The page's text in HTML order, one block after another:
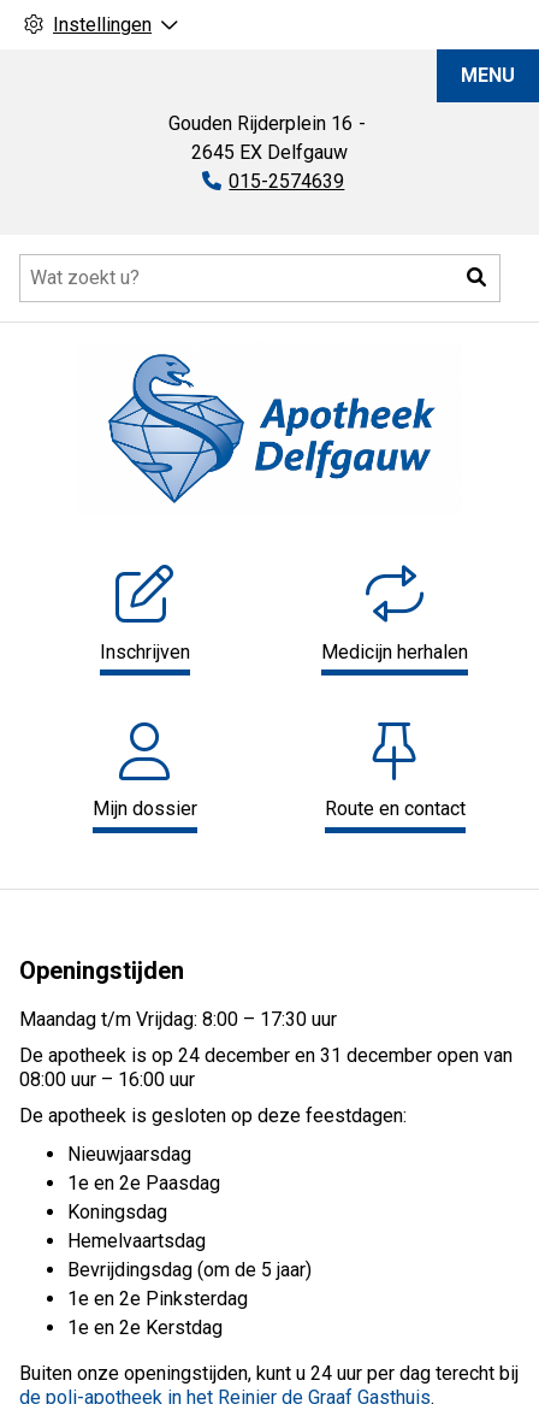
Instellingen
Gouden Rijderplein 16
2645 EX Delfgauw
Tel:
015-2574639
MENU
Inschrijven Medicijn herhalen
Mijn dossier Route en contact
Openingstijden
Maandag t/m Vrijdag: 8:00 – 17:30 uur
De apotheek is op 24 december en 31 december open van
08:00 uur – 16:00 uur
De apotheek is gesloten op deze feestdagen:
Nieuwjaarsdag
1e en 2e Paasdag
Koningsdag
Hemelvaartsdag
Bevrijdingsdag (om de 5 jaar)
1e en 2e Pinksterdag
1e en 2e Kerstdag
Buiten onze openingstijden, kunt u 24 uur per dag terecht bij
de poli-apotheek in het Reinier de Graaf Gasthuis.